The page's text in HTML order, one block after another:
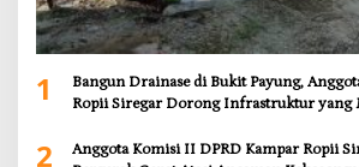
1
Bangun Drainase di Bukit Payung,
Ropii Siregar Dorong Infrastruktur yang
2
Anggota Komisi II DPRD Kampar Ropii